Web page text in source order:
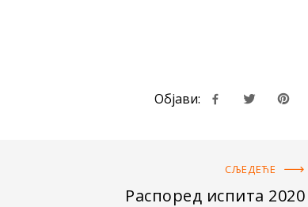
Објави:
СЉЕДЕЋE
Распоред испита 2020